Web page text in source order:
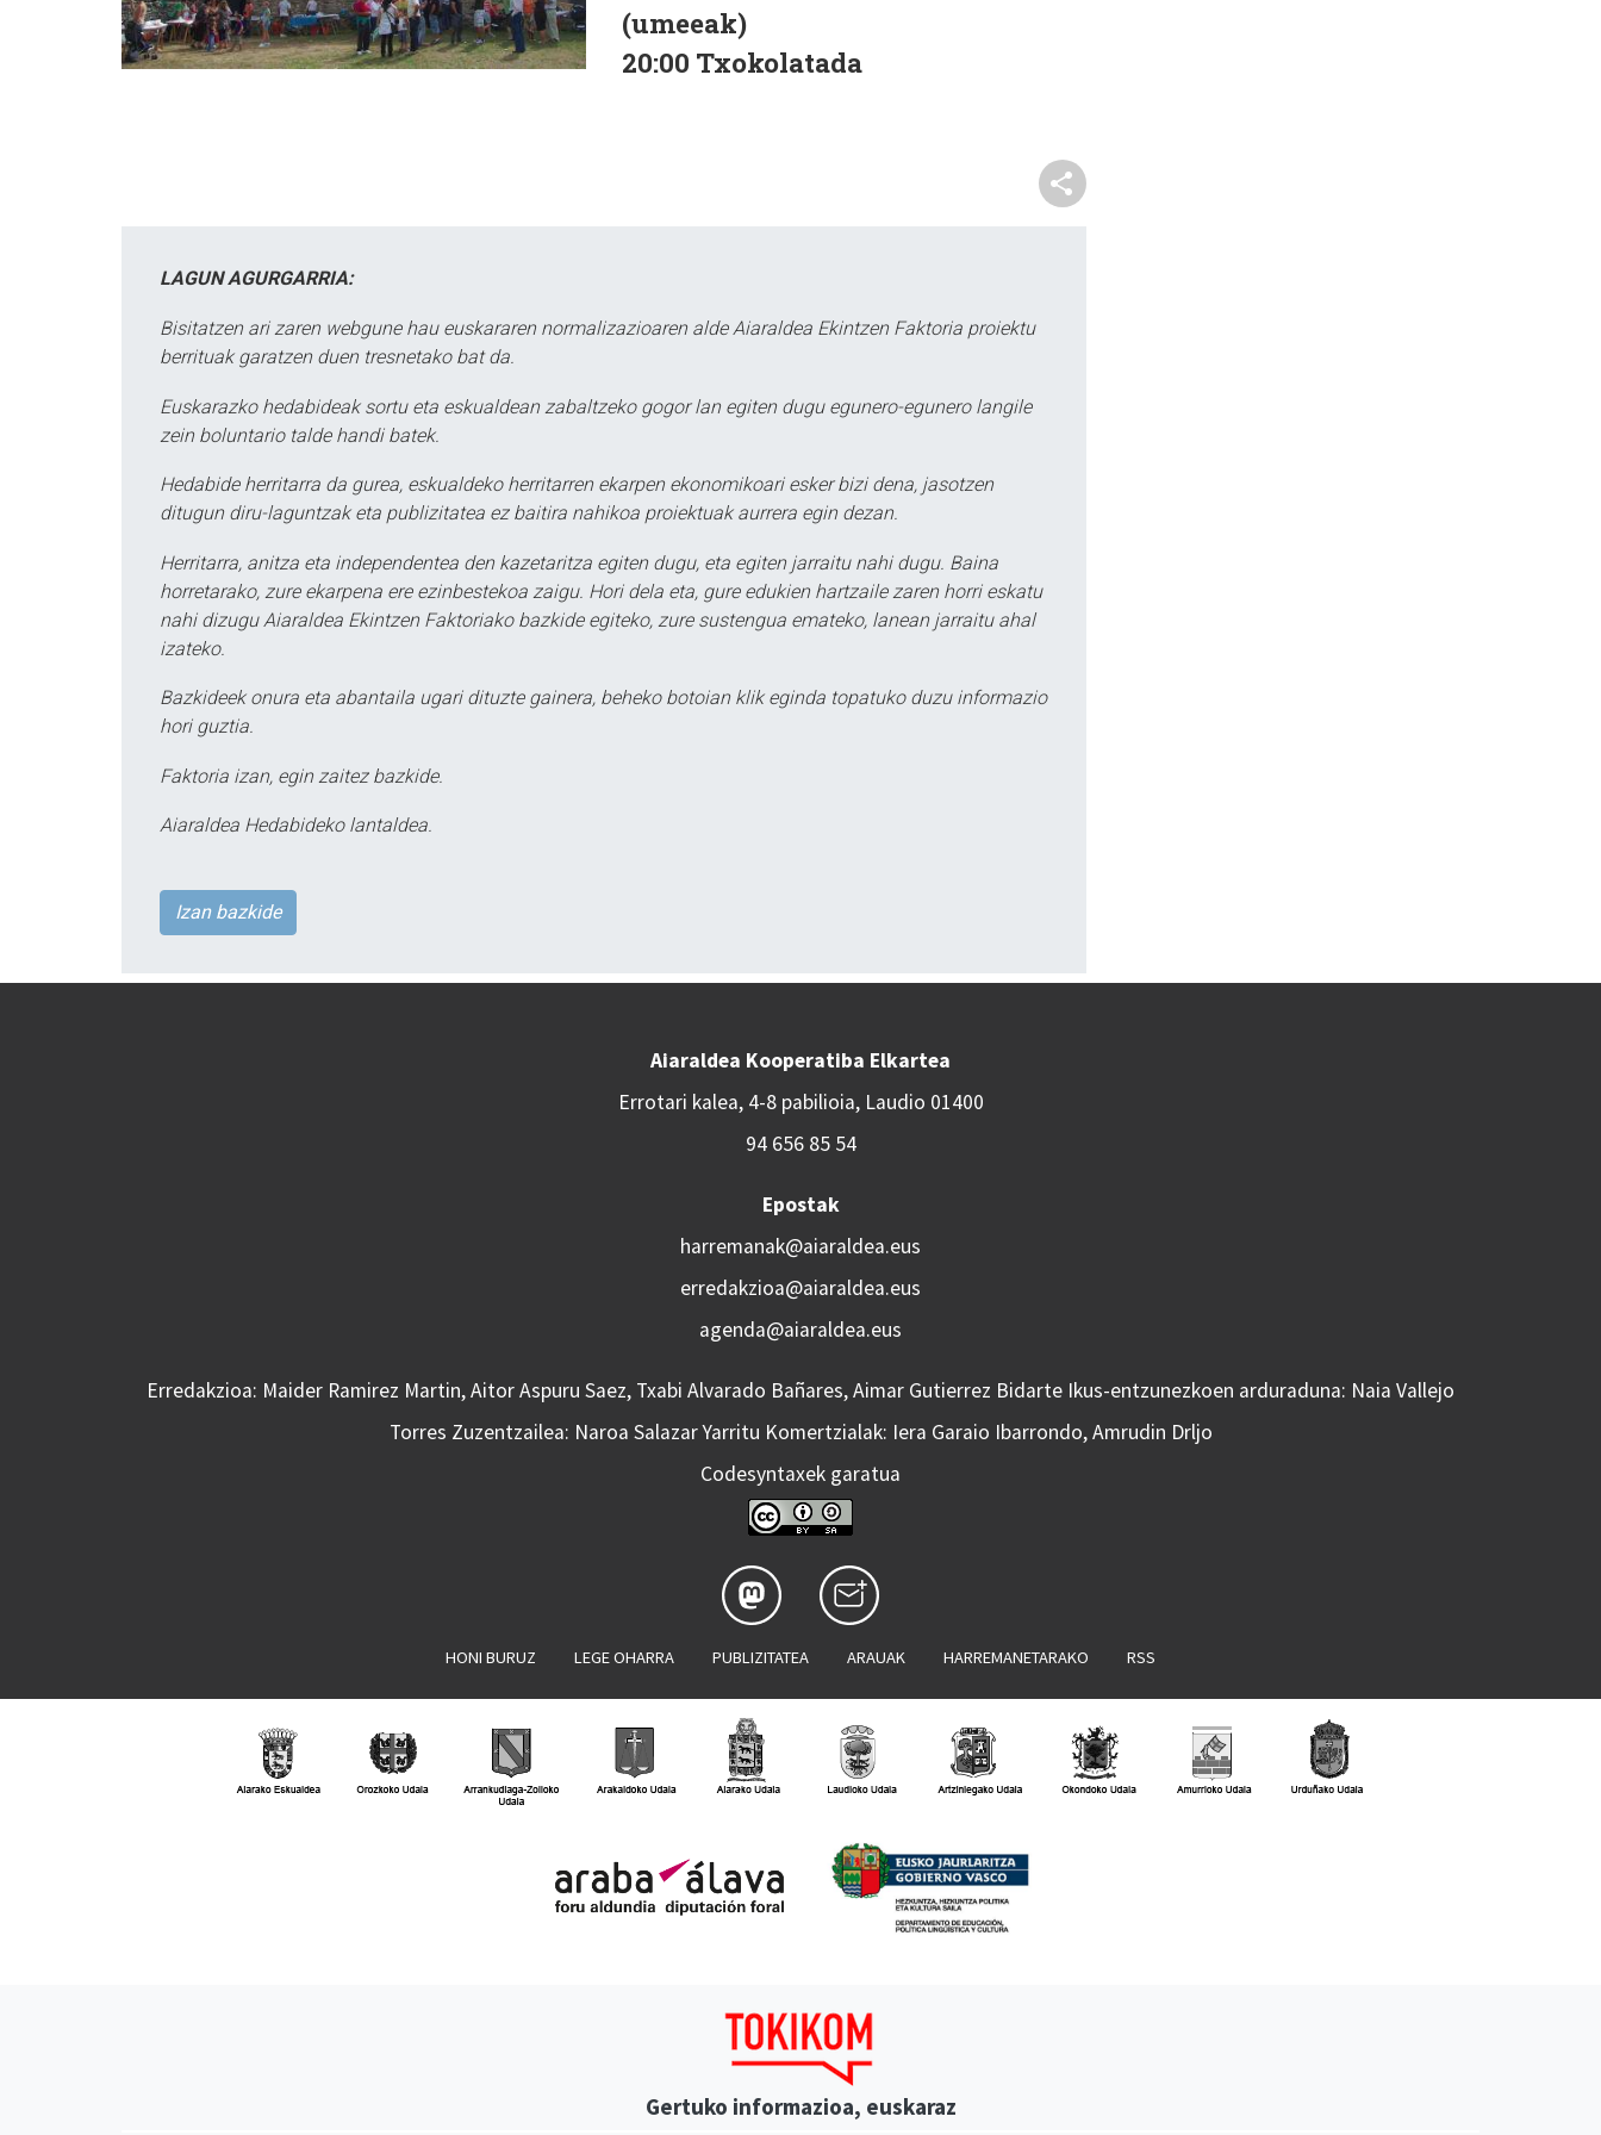
(umeeak)
20:00 Txokolatada
LAGUN AGURGARRIA:
Bisitatzen ari zaren webgune hau euskararen normalizazioaren alde Aiaraldea Ekintzen Faktoria proiektu
berrituak garatzen duen tresnetako bat da.
Euskarazko hedabideak sortu eta eskualdean zabaltzeko gogor lan egiten dugu egunero-egunero langile
zein boluntario talde handi batek.
Hedabide herritarra da gurea, eskualdeko herritarren ekarpen ekonomikoari esker bizi dena, jasotzen
ditugun diru-laguntzak eta publizitatea ez baitira nahikoa proiektuak aurrera egin dezan.
Herritarra, anitza eta independentea den kazetaritza egiten dugu, eta egiten jarraitu nahi dugu. Baina
horretarako, zure ekarpena ere ezinbestekoa zaigu. Hori dela eta, gure edukien hartzaile zaren horri eskatu
nahi dizugu Aiaraldea Ekintzen Faktoriako bazkide egiteko, zure sustengua emateko, lanean jarraitu ahal
izateko.
Bazkideek onura eta abantaila ugari dituzte gainera, beheko botoian klik eginda topatuko duzu informazio
hori guztia.
Faktoria izan, egin zaitez bazkide.
Aiaraldea Hedabideko lantaldea.
Izan bazkide
Aiaraldea Kooperatiba Elkartea
Errotari kalea, 4-8 pabilioia, Laudio 01400
94 656 85 54
Epostak
harremanak@aiaraldea.eus
erredakzioa@aiaraldea.eus
agenda@aiaraldea.eus
Erredakzioa: Maider Ramirez Martin, Aitor Aspuru Saez, Txabi Alvarado Bañares, Aimar Gutierrez Bidarte Ikus-entzunezkoen arduraduna: Naia Vallejo
Torres Zuzentzailea: Naroa Salazar Yarritu Komertzialak: Iera Garaio Ibarrondo, Amrudin Drljo
Codesyntaxek garatua
HONI BURUZ LEGE OHARRA PUBLIZITATEA ARAUAK HARREMANETARAKO RSS
Gertuko informazioa, euskaraz